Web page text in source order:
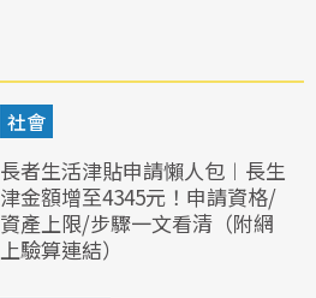
社會
長者生活津貼申請懶人包︱長生
津金額增至4345元！申請資格/
資產上限/步驟一文看清（附網
上驗算連結）